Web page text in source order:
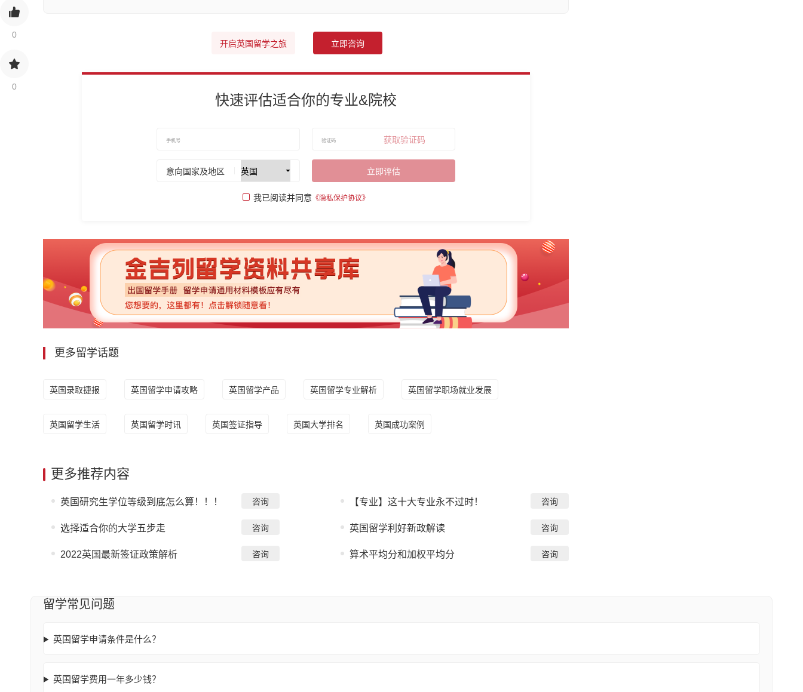
0
0
开启英国留学之旅 立即咨询
快速评估适合你的专业&院校
获取验证码
意向国家及地区 立即评估
我已阅读并同意 《隐私保护协议》
更多留学话题
英国录取捷报 英国留学申请攻略 英国留学产品 英国留学专业解析 英国留学职场就业发展
英国留学生活 英国留学时讯 英国签证指导 英国大学排名 英国成功案例
更多推荐内容
英国研究生学位等级到底怎么算！！！ 咨询 【专业】这十大专业永不过时！ 咨询
选择适合你的大学五步走 咨询 英国留学利好新政解读 咨询
2022英国最新签证政策解析 咨询 算术平均分和加权平均分 咨询
留学常见问题
英国留学申请条件是什么？
英国留学费用一年多少钱？